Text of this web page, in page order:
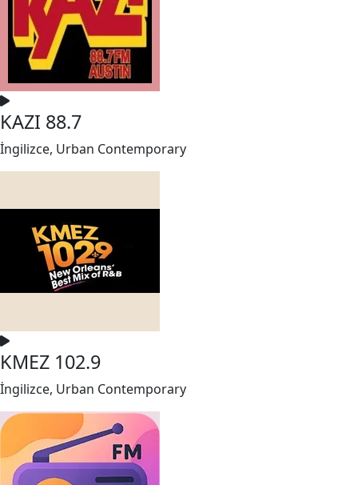
KAZI 88.7
İngilizce, Urban Contemporary
KMEZ 102.9
İngilizce, Urban Contemporary